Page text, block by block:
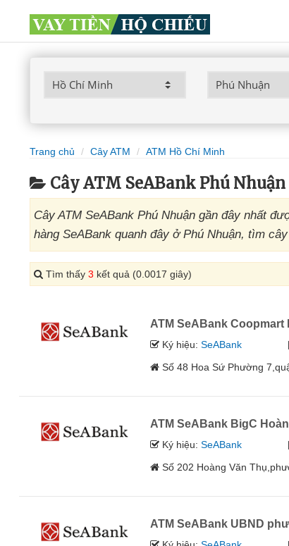
Trang chủ Cây ATM ATM Hồ Chí Minh
Cây ATM SeABank Phú
Cây ATM SeABank Phú Nhuận gần đây nhất
hàng SeABank quanh đây ở Phú Nhuận, tìm
Tìm thấy 3 kết quả (0.0017 giây)
ATM SeABank Coopmart
Ký hiệu:SeABank
Số 48 Hoa Sứ Phường
ATM SeABank BigC
Ký hiệu:SeABank
Số 202 Hoàng Văn
ATM SeABank UBND